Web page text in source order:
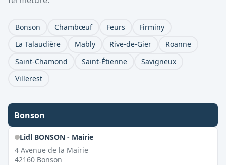
Bonson Chambœuf Feurs
Firminy
La Talaudière
Mably Rive-de-Gier
Roanne
Saint-Chamond
Saint-Étienne
Savigneux
Villerest
Bonson
Lidl BONSON - Mairie
4 Avenue de la Mairie
42160 Bonson